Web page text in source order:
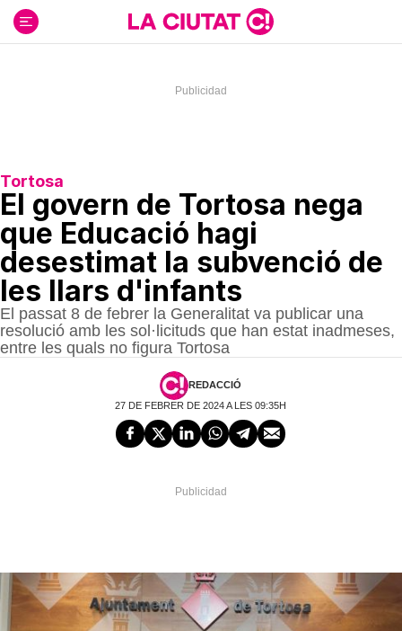
contenido
Tortosa
El govern de Tortosa nega
que Educació hagi
desestimat la subvenció de
les llars d'infants
El passat 8 de febrer la Generalitat va publicar una
resolució amb les sol·licituds que han estat inadmeses,
entre les quals no figura Tortosa
REDACCIÓ
27 DE FEBRER DE 2024 A LES 09:35H